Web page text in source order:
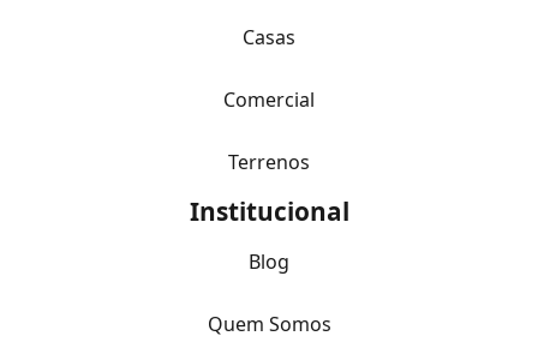
Casas
Comercial
Terrenos
Institucional
Blog
Quem Somos